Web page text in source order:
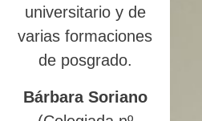
universitario y de
varias formaciones
de posgrado.
Bárbara Soriano